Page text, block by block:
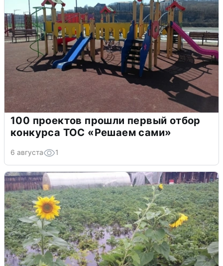
100 проектов прошли первый отбор
конкурса ТОС «Решаем сами»
6 августа 1